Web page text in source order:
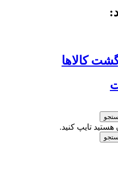
کالاها
تایپ کنید.